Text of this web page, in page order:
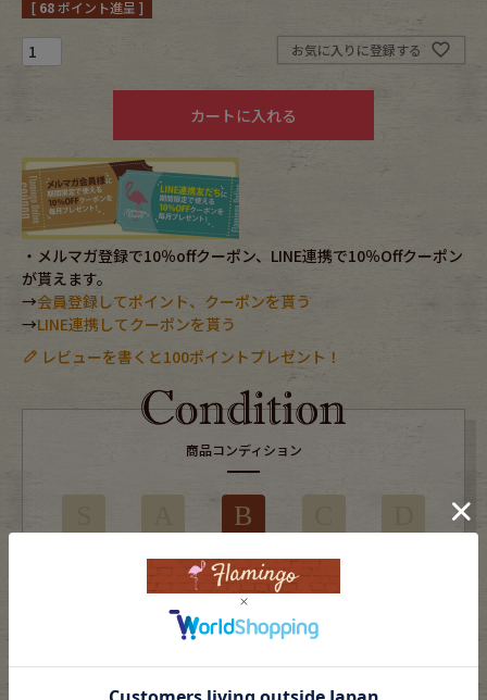
Kidswear
小物・アクセサリーから探す
Eye Wear
Bag Stall・Scarf
Accessory Shoes
Belt antique goods
Keyring vintage bicycle
[ 68ポイント進呈 ]
お気に入りに登録する
カートに入れる
・メルマガ登録で10％offクーポン、LINE連携で10％Offクーポン
が貰えます。
→会員登録してポイント、クーポンを貰う
→LINE連携してクーポンを貰う
レビューを書くと100ポイントプレゼント！
商品コンディション
B
使用感はあるがダメージの少ない商品
※USEDですので使用感などございますが、まだまだご愛用していただけます。
古着という事をご理解の上ご注文よろしくお願いします。
※全体に色あせがございます。